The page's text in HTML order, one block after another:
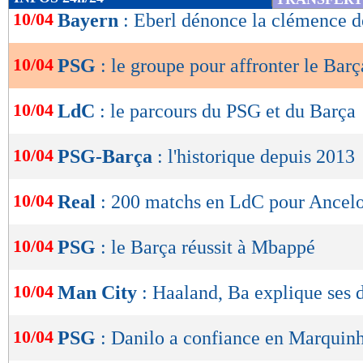
de
lecture
OK
10/04 Bayern : Eberl dénonce la clémence
10/04 PSG : le groupe pour affronter le
10/04 LdC : le parcours du PSG et du Barça
10/04 PSG-Barça : l'historique depuis 2013
10/04 Real : 200 matchs en LdC pour
10/04 PSG : le Barça réussit à Mbappé
10/04 Man City : Haaland, Ba explique ses
10/04 PSG : Danilo a confiance en